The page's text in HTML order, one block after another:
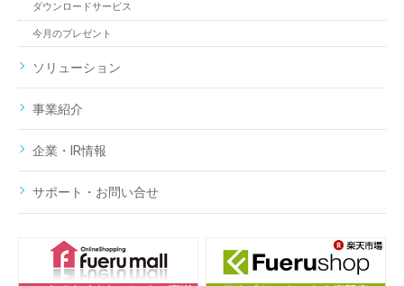
ダウンロードサービス
今月のプレゼント
ソリューション
事業紹介
企業・IR情報
サポート・お問い合せ